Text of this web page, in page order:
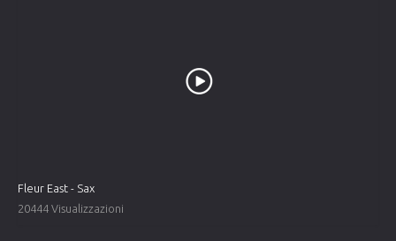
Fleur East - Sax
20444 Visualizzazioni